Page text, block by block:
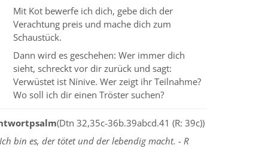
Mit Kot bewerfe ich dich, gebe dich der
Verachtung preis und mache dich zum
Schaustück.
Dann wird es geschehen: Wer immer dich
sieht, schreckt vor dir zurück und sagt:
Verwüstet ist Nínive. Wer zeigt ihr Teilnahme?
Wo soll ich dir einen Tröster suchen?
(Dtn 32,35c-36b.39abcd.41 (R: 39c))
bin es, der tötet und der lebendig macht. - R